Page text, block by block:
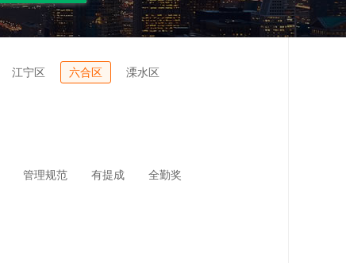
江宁区 六合区 溧水区
管理规范 有提成 全勤奖